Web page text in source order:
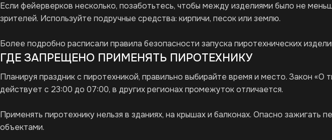
Если фейерверков несколько, позаботьтесь, чтобы между изделиями было не
зрителей. Используйте подручные средства: кирпичи, песок или землю.
Более подробно расписали правила безопасности запуска пиротехнических
ГДЕ ЗАПРЕЩЕНО ПРИМЕНЯТЬ ПИРОТЕХНИКУ
Планируя праздник с пиротехникой, правильно выбирайте время и место. Закон
действует с 23:00 до 07:00, в других регионах промежуток отличается.
Применять пиротехнику нельзя в зданиях, на крышах и балконах. Опасно
объектами.